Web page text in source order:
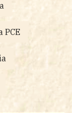
PCE